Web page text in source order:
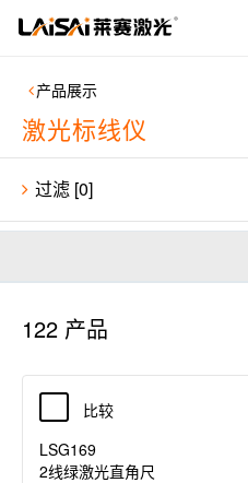
产品展示
激光标线仪
过滤 [0]
122 产品
比较
LSG169
2线绿激光直角尺